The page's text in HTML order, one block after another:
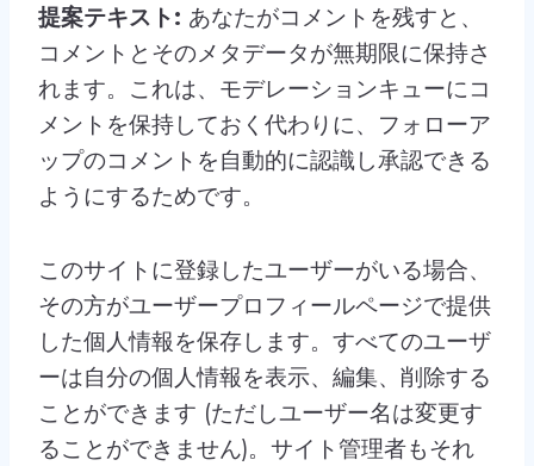
提案テキスト: あなたがコメントを残すと、
コメントとそのメタデータが無期限に保持さ
れます。これは、モデレーションキューにコ
メントを保持しておく代わりに、フォローア
ップのコメントを自動的に認識し承認できる
ようにするためです。
このサイトに登録したユーザーがいる場合、
その方がユーザープロフィールページで提供
した個人情報を保存します。すべてのユーザ
ーは自分の個人情報を表示、編集、削除する
ことができます (ただしユーザー名は変更す
ることができません)。サイト管理者もそれ